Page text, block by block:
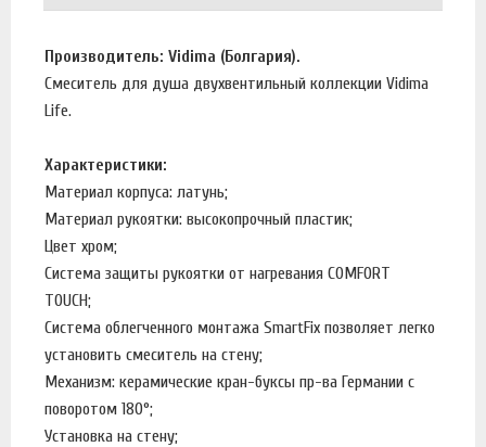
Производитель: Vidima (Болгария).
Смеситель для душа двухвентильный коллекции Vidima
Life.
Характеристики:
Материал корпуса: латунь;
Материал рукоятки: высокопрочный пластик;
Цвет хром;
Система защиты рукоятки от нагревания COMFORT
TOUCH;
Система облегченного монтажа SmartFix позволяет легко
установить смеситель на стену;
Механизм: керамические кран-буксы пр-ва Германии с
поворотом 180°;
Установка на стену;